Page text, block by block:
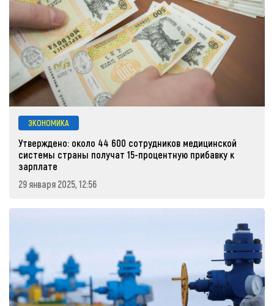
ЭКОНОМИКА
Утверждено: около 44 600 сотрудников медицинской
системы страны получат 15-процентную прибавку к
зарплате
29 января 2025, 12:56